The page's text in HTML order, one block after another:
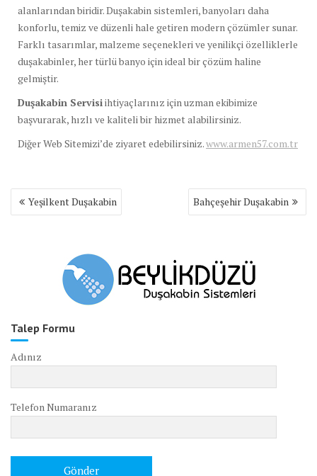
alanlarından biridir. Duşakabin sistemleri, banyoları daha
konforlu, temiz ve düzenli hale getiren modern çözümler sunar.
Farklı tasarımlar, malzeme seçenekleri ve yenilikçi özelliklerle
duşakabinler, her türlü banyo için ideal bir çözüm haline
gelmiştir.
Duşakabin Servisiihtiyaçlarınız için uzman ekibimize
başvurarak, hızlı ve kaliteli bir hizmet alabilirsiniz.
Diğer Web Sitemizi’de ziyaret edebilirsiniz.www.armen57.com.tr
Yazı
gezinmesi
Yeşilkent Duşakabin Bahçeşehir Duşakabin
Talep Formu
Adınız
Telefon Numaranız